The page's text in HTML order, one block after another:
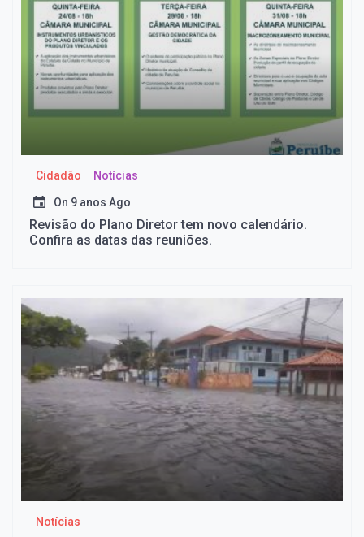
Cidadão Notícias
On 9 anos Ago
Revisão do Plano Diretor tem novo calendário.
Confira as datas das reuniões.
Notícias